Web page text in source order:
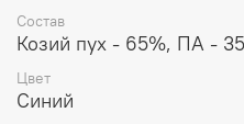
Состав
Козий пух - 65%, ПА -
Цвет
Синий